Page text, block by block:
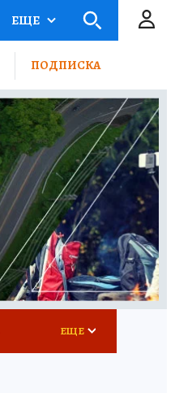
ЕЩЕ
ПОДПИСКА
ЕЩЕ